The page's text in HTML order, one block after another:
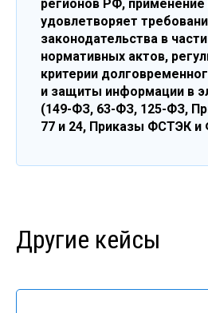
регионов РФ,
удовлетворяет
законодательства в
нормативных актов,
критерии
и защиты информации в
(149-ФЗ, 63-ФЗ, 125-ФЗ,
77 и 24, Приказы ФСТЭК и
Другие кейсы